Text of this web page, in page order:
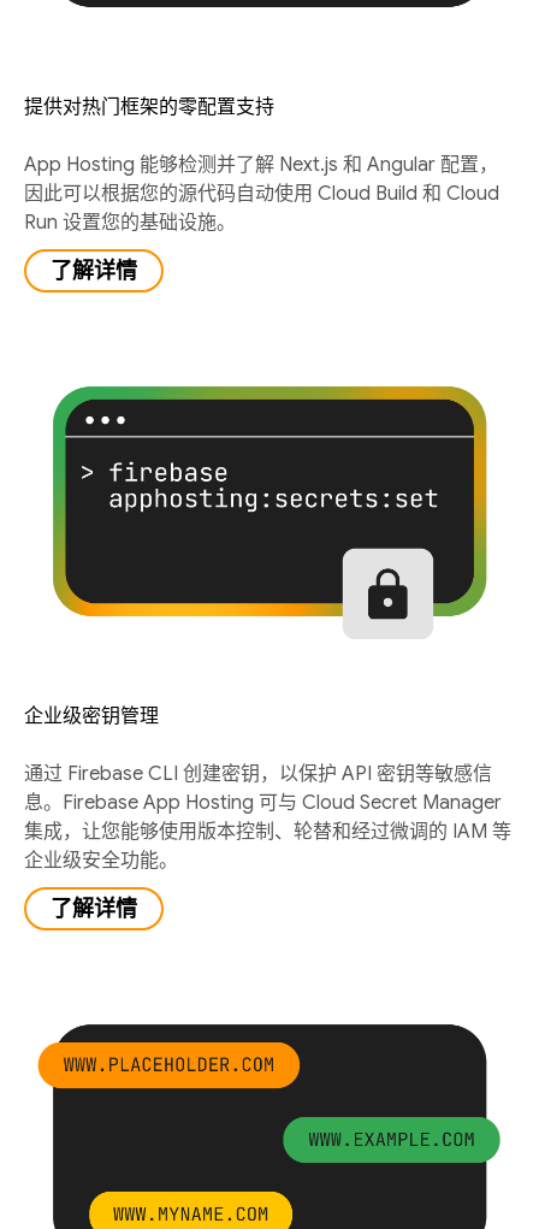
提供对热门框架的零配置支持
App Hosting 能够检测并了解 Next.js 和 Angular 配置，
因此可以根据您的源代码自动使用 Cloud Build 和 Cloud
Run 设置您的基础设施。
了解详情
企业级密钥管理
通过 Firebase CLI 创建密钥，以保护 API 密钥等敏感信
息。Firebase App Hosting 可与 Cloud Secret Manager
集成，让您能够使用版本控制、轮替和经过微调的 IAM 等
企业级安全功能。
了解详情